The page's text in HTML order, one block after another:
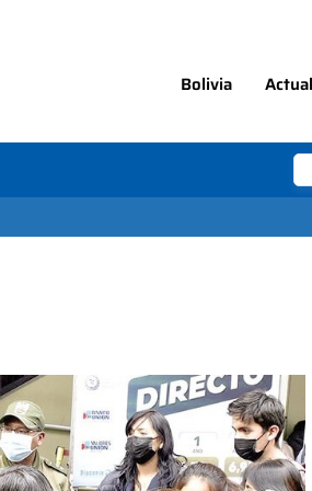
Bolivia